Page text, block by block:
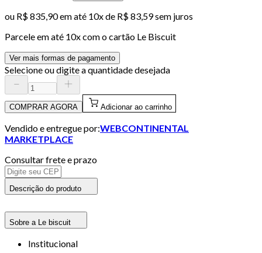
ou R$ 835,90em até 10x de R$ 83,59 sem juros
Parcele em até 10x com o cartão Le Biscuit
Ver mais formas de pagamento
Selecione ou digite a quantidade desejada
COMPRAR AGORA Adicionar ao carrinho
Vendido e entregue por:WEBCONTINENTAL
MARKETPLACE
Consultar frete e prazo
Descrição do produto
Sobre a Le biscuit
Institucional